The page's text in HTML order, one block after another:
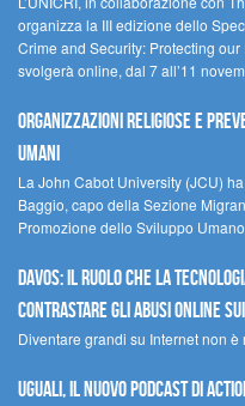
organizza la III edizione dello
Crime and Security: Protecting
svolgerà online, dal 7 all’11
Organizzazioni religiose e
umani
La John Cabot University (JCU)
Baggio, capo della Sezione
Promozione dello Sviluppo
Davos: il ruolo che la
contrastare gli abusi online
Diventare grandi su Internet non
UGUALI, il nuovo podcast di